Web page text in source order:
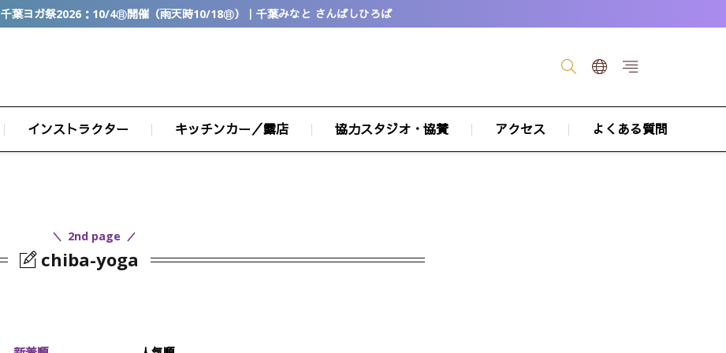
千葉ヨガ祭2026：10/4㊐開催（雨天時10/18㊐）｜千葉みなと さんばしひろば
インストラクター キッチンカー／露店 協力スタジオ・協賛 アクセス よくある質問
chiba-yoga
2nd page